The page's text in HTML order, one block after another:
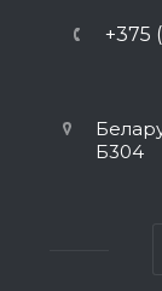
+375
Б304